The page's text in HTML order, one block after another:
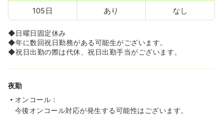
105日 あり なし
◆日曜日固定休み
◆年に数回祝日勤務がある可能生がございます。
◆祝日出勤の際は代休、祝日出勤手当がございます。
夜勤
オンコール：
今後オンコール対応が発生する可能性はございます。